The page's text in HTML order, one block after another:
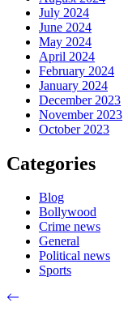
July 2024
June 2024
May 2024
April 2024
February 2024
January 2024
December 2023
November 2023
October 2023
Categories
Blog
Bollywood
Crime news
General
Political news
Sports